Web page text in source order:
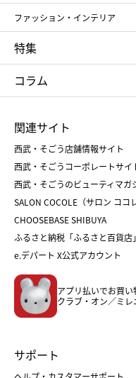
お中元
ポール&ジョー ボーテ
NARS
RMK
クリニーク
アンリ・シャルパンティエ
ゴディバ
たねや
ねんりん家
ファッション・インテリア
ポロ ラルフ ローレン
タケオ キクチ
シュタイフ
特集
お中元
ひな人形
父の日
クリスマスケーキ
ホワイトデー
コラム
菓子折り
和菓子
人気のギフト
バレンタイン
おせち
フード
ホーム・キッチン＆アート
関連サイト
西武・そごう店舗情報サイト
西武・そごうコーポレートサイ
西武・そごうのビューティマガ
SALON COCOLE（サロン ココレ
CHOOSEBASE SHIBUYA
ふるさと納税「ふるさと百貨店」
e.デパート X公式アカウント
アプリ払いでお買い
クラブ・オン／ミレ
サポート